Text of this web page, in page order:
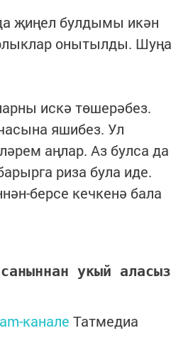
җиңел булдымы икән
онытылды. Шуңа
искә төшерәбез.
яшибез. Ул
аңлар. Аз булса да
риза була иде.
берсе кечкенә бала
укый аласыз
канале Татмедиа